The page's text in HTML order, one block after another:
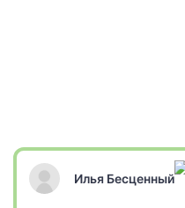
Илья Бесценный